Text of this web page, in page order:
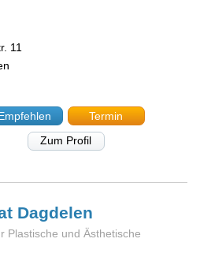
11
Termin
Zum Profil
Dagdelen
Plastische und Ästhetische